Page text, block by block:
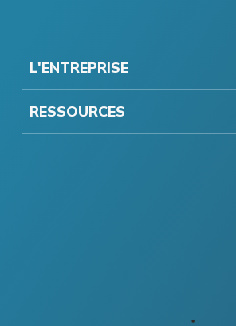
L'ENTREPRISE
RESSOURCES